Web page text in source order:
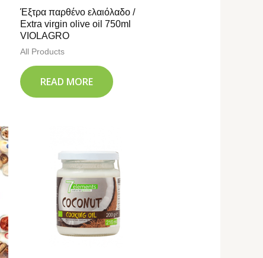
Έξτρα παρθένο ελαιόλαδο /
Extra virgin olive oil 750ml
VIOLAGRO
All Products
READ MORE